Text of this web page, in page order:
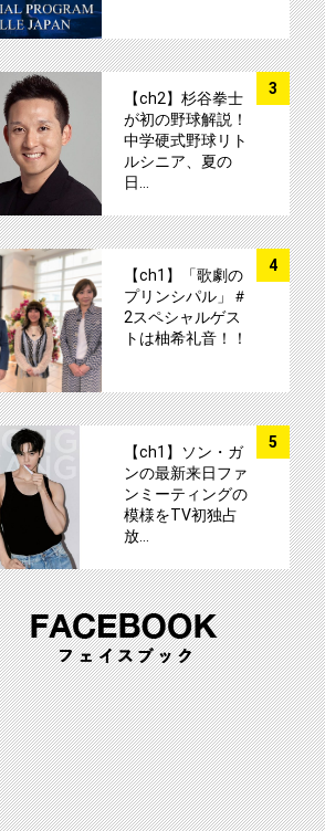
3
【ch2】杉谷拳士
が初の野球解説！
中学硬式野球リト
ルシニア、夏の
日…
4
【ch1】「歌劇の
プリンシパル」＃
2スペシャルゲス
トは柚希礼音！！
5
【ch1】ソン・ガ
ンの最新来日ファ
ンミーティングの
模様をTV初独占
放…